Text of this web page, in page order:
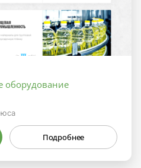
оборудование
Подробнее